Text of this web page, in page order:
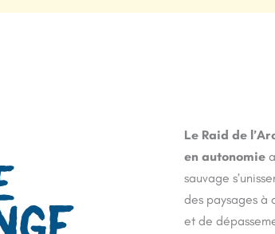
Le Raid de
en autonomie
sauvage
des paysages à
et de